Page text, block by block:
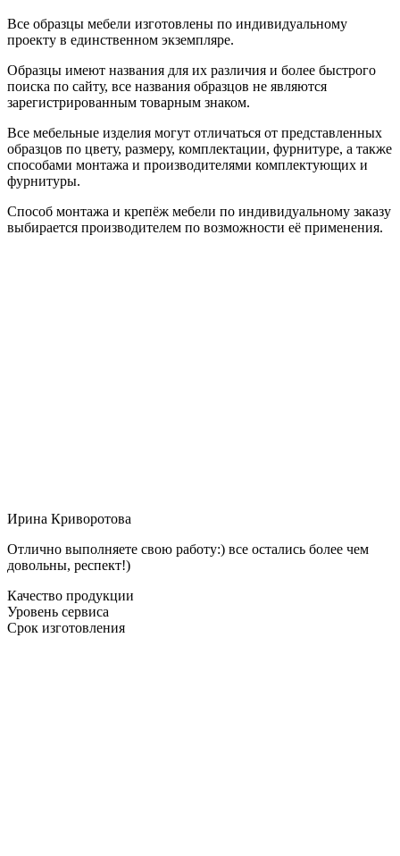
Все образцы мебели изготовлены по индивидуальному
проекту в единственном экземпляре.
Образцы имеют названия для их различия и более быстрого
поиска по сайту, все названия образцов не являются
зарегистрированным товарным знаком.
Все мебельные изделия могут отличаться от представленных
образцов по цвету, размеру, комплектации, фурнитуре, а также
способами монтажа и производителями комплектующих и
фурнитуры.
Способ монтажа и крепёж мебели по индивидуальному заказу
выбирается производителем по возможности её применения.
Ирина Криворотова
Отлично выполняете свою работу:) все остались более чем
довольны, респект!)
Качество продукции
Уровень сервиса
Срок изготовления